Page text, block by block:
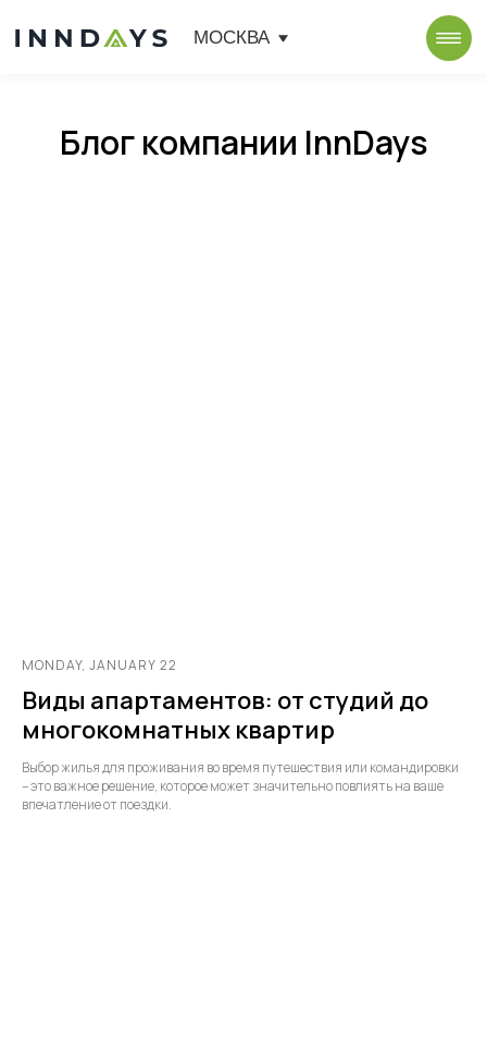
МОСКВА
Блог компании InnDays
MONDAY, JANUARY 22
Виды апартаментов: от студий до
многокомнатных квартир
Выбор жилья для проживания во время путешествия или командировки
– это важное решение, которое может значительно повлиять на ваше
впечатление от поездки.